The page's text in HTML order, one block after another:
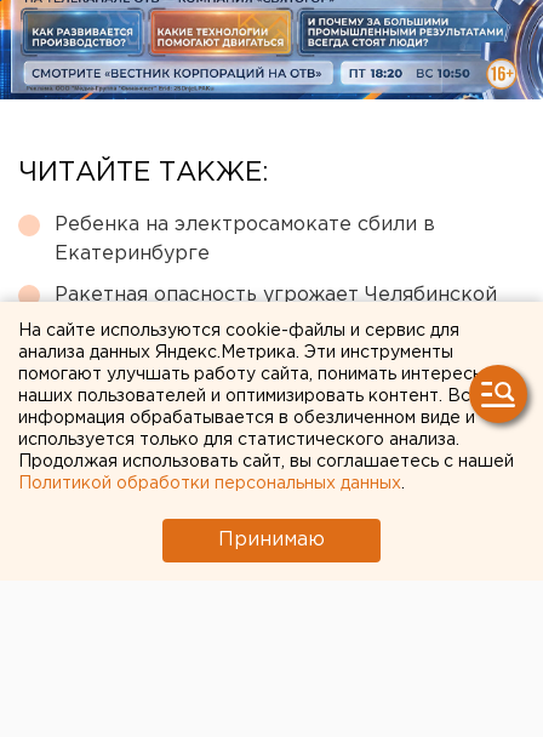
ЧИТАЙТЕ ТАКЖЕ:
Ребенка на электросамокате сбили в
Екатеринбурге
Ракетная опасность угрожает Челябинской
области
Приложение УБРиР возобновило работу
Участок с челябинским элеватором выставят
на аукцион по КРТ в этом году
МИД призвал россиян готовиться к затяжной
На сайте используются cookie-файлы и сервис для
анализа данных Яндекс.Метрика. Эти инструменты
помогают улучшать работу сайта, понимать интересы
наших пользователей и оптимизировать контент. Вся
информация обрабатывается в обезличенном виде и
используется только для статистического анализа.
Продолжая использовать сайт, вы соглашаетесь с нашей
Политикой обработки персональных данных
Принимаю